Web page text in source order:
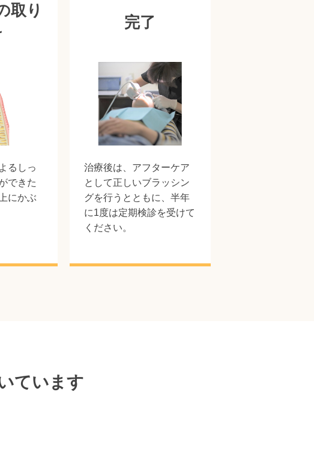
取り
るしっ
できた
にかぶ
完了
治療後は、アフターケア
として正しいブラッシン
グを行うとともに、半年
に1度は定期検診を受けて
ください。
ています